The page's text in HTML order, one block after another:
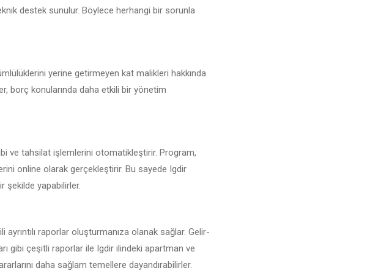
destek sunulur. Böylece herhangi bir sorunla
yerine getirmeyen kat malikleri hakkında
borç konularında daha etkili bir yönetim
ve tahsilat işlemlerini otomatikleştirir. Program,
online olarak gerçekleştirir. Bu sayede Igdir
şekilde yapabilirler.
raporlar oluşturmanıza olanak sağlar. Gelir-
gibi çeşitli raporlar ile Igdir ilindeki apartman ve
daha sağlam temellere dayandırabilirler.